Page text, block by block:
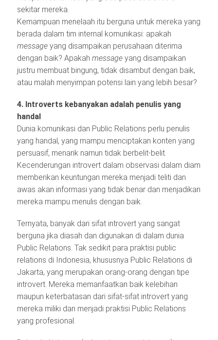
sekitar mereka.
Kemampuan menelaah itu berguna untuk mereka yang
berada dalam tim internal komunikasi: apakah
message yang disampaikan perusahaan diterima
dengan baik? Apakah message yang disampaikan
justru membuat bingung, tidak disambut dengan baik,
atau malah menyimpan potensi lain yang lebih besar?
4. Introverts kebanyakan adalah penulis yang
handal
Dunia komunikasi dan Public Relations perlu penulis
yang handal, yang mampu menciptakan konten yang
persuasif, menarik namun tidak berbelit-belit.
Kecenderungan introvert dalam observasi dalam diam
memberikan keuntungan mereka menjadi teliti dan
awas akan informasi yang tidak benar dan menjadikan
mereka mampu menulis dengan baik.
Ternyata, banyak dari sifat introvert yang sangat
berguna jika diasah dan digunakan di dalam dunia
Public Relations. Tak sedikit para praktisi public
relations di Indonesia, khususnya Public Relations di
Jakarta, yang merupakan orang-orang dengan tipe
introvert. Mereka memanfaatkan baik kelebihan
maupun keterbatasan dari sifat-sifat introvert yang
mereka miliki dan menjadi praktisi Public Relations
yang profesional.